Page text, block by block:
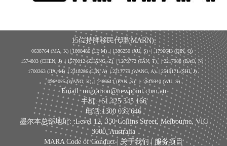
15位持牌移民代理(MARN):
0638764 (MA, K) |1808486 (LI, M) | 1386250 (XU, S)| 1796643 (QIN, Q)
1574803 (CHEN, J) | 1570012 (ZHANG, Z) | 1279772 (TAN, T) | 2217988 (BAO, N)
1700363 (JIA, M) | 2318286 (LIN, A) | 2217779 (WANG, A) | 2519171 (SHI, J)
0964025 (WANG, K) | 1466611 (PAN, S)| 2619340 (WU, S)
Email: migration@newpoint.com.au
手机:+61 425 345 166
电话:1300 039 646
墨尔本总部地址: :Level 12, 350 Collins Street, Melbourne, VIC
3000, Australia
MARA Code of Conduct |关于我们 | 服务项目